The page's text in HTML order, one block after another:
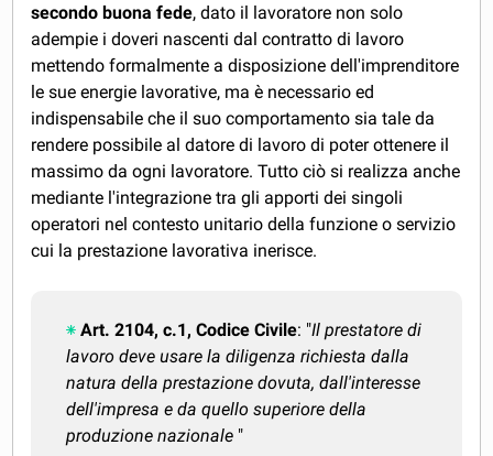
secondo buona fede, dato il lavoratore non solo
adempie i doveri nascenti dal contratto di lavoro
mettendo formalmente a disposizione dell'imprenditore
le sue energie lavorative, ma è necessario ed
indispensabile che il suo comportamento sia tale da
rendere possibile al datore di lavoro di poter ottenere il
massimo da ogni lavoratore. Tutto ciò si realizza anche
mediante l'integrazione tra gli apporti dei singoli
operatori nel contesto unitario della funzione o servizio
cui la prestazione lavorativa inerisce.
Art. 2104, c.1, Codice Civile: "Il prestatore di
lavoro deve usare la diligenza richiesta dalla
natura della prestazione dovuta, dall'interesse
dell'impresa e da quello superiore della
produzione nazionale "